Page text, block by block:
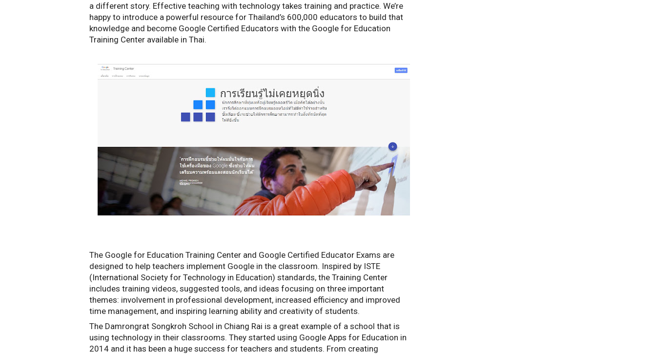
a different story. Effective teaching with technology takes training and practice. We’re
happy to introduce a powerful resource for Thailand’s 600,000 educators to build that
knowledge and become Google Certified Educators with the Google for Education
Training Center available in Thai.
The Google for Education Training Center and Google Certified Educator Exams are
designed to help teachers implement Google in the classroom. Inspired by ISTE
(International Society for Technology in Education) standards, the Training Center
includes training videos, suggested tools, and ideas focusing on three important
themes: involvement in professional development, increased efficiency and improved
time management, and inspiring learning ability and creativity of students.
The Damrongrat Songkroh School in Chiang Rai is a great example of a school that is
using technology in their classrooms. They started using Google Apps for Education in
2014 and it has been a huge success for teachers and students. From creating